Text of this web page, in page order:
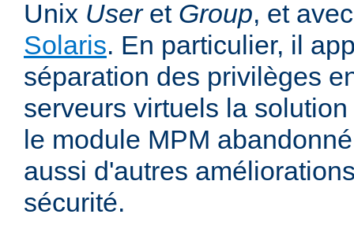
Unix Useret Group, et
Solaris. En particulier, il
séparation des privilèges
serveurs virtuels la
le module MPM
aussi d'autres
sécurité.